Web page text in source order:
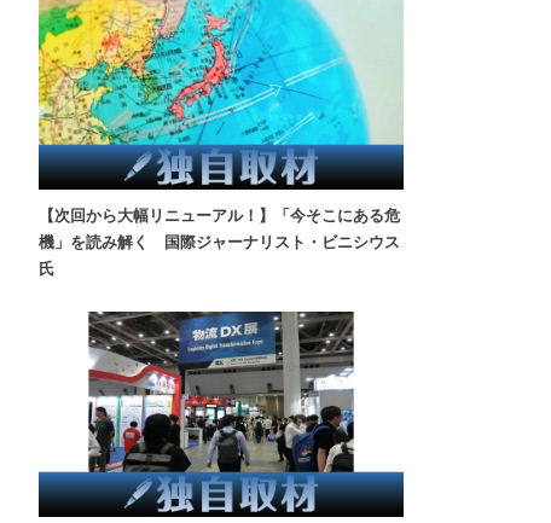
【次回から大幅リニューアル！】「今そこにある危
機」を読み解く 国際ジャーナリスト・ビニシウス
氏